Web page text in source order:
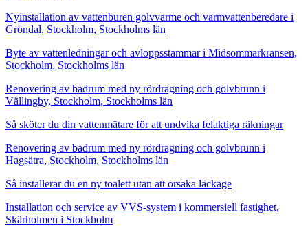
Nyinstallation av vattenburen golvvärme och varmvattenberedare i
Gröndal, Stockholm, Stockholms län
Byte av vattenledningar och avloppsstammar i Midsommarkransen,
Stockholm, Stockholms län
Renovering av badrum med ny rördragning och golvbrunn i
Vällingby, Stockholm, Stockholms län
Så sköter du din vattenmätare för att undvika felaktiga räkningar
Renovering av badrum med ny rördragning och golvbrunn i
Hagsätra, Stockholm, Stockholms län
Så installerar du en ny toalett utan att orsaka läckage
Installation och service av VVS-system i kommersiell fastighet,
Skärholmen i Stockholm